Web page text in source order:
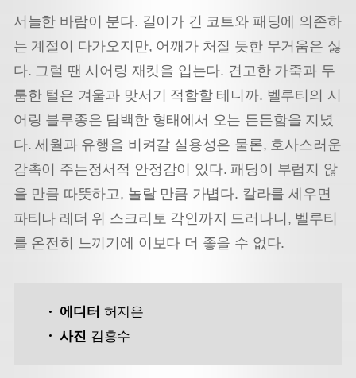
서늘한 바람이 분다. 길이가 긴 코트와 패딩에 의존하
는 계절이 다가오지만, 어깨가 처질 듯한 무거움은 싫
다. 그럴 땐 시어링 재킷을 입는다. 견고한 가죽과 두
툼한 털은 겨울과 맞서기 적합할 테니까. 벨루티의 시
어링 블루종은 담백한 형태에서 오는 든든함을 지녔
다. 세월과 유행을 비켜갈 실용성은 물론, 호사스러운
감촉이 주는정서적 안정감이 있다. 패딩이 부럽지 않
을 만큼 따뜻하고, 놀랄 만큼 가볍다. 칼라를 세우면
파티나 레더 위 스크리토 각인까지 드러나니, 벨루티
를 온전히 느끼기에 이보다 더 좋을 수 없다.
에디터 허지은
사진 김흥수